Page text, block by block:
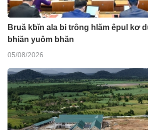
Bruă kƀĭn ala bi trông hlăm êpul kơ
bhiăn yuôm bhăn
05/08/2026